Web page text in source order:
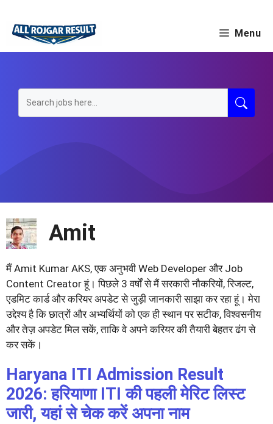
to
content
Menu
Amit
मैं Amit Kumar AKS, एक अनुभवी Web Developer और Job
Content Creator हूं। पिछले 3 वर्षों से मैं सरकारी नौकरियों, रिजल्ट,
एडमिट कार्ड और करियर अपडेट से जुड़ी जानकारी साझा कर रहा हूं। मेरा
उद्देश्य है कि छात्रों और अभ्यर्थियों को एक ही स्थान पर सटीक, विश्वसनीय
और तेज़ अपडेट मिल सकें, ताकि वे अपने करियर की तैयारी बेहतर ढंग से
कर सकें।
Haryana ITI Admission Result
2026: हरियाणा ITI की पहली मेरिट लिस्ट
जारी, यहां से चेक करें अपना नाम